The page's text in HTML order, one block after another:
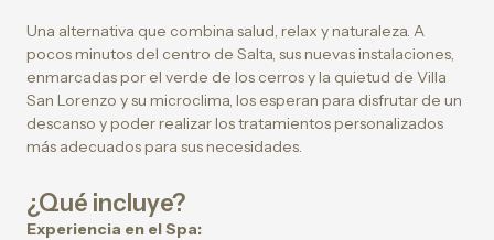
Una alternativa que combina salud, relax y naturaleza. A
pocos minutos del centro de Salta, sus nuevas instalaciones,
enmarcadas por el verde de los cerros y la quietud de Villa
San Lorenzo y su microclima, los esperan para disfrutar de un
descanso y poder realizar los tratamientos personalizados
más adecuados para sus necesidades.
¿Qué incluye?
Experiencia en el Spa: